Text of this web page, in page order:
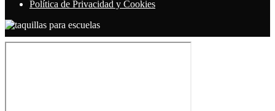
Política de Privacidad y Cookies